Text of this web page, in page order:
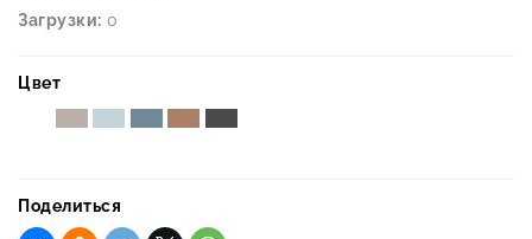
Загрузки: 0
Цвет
Поделиться